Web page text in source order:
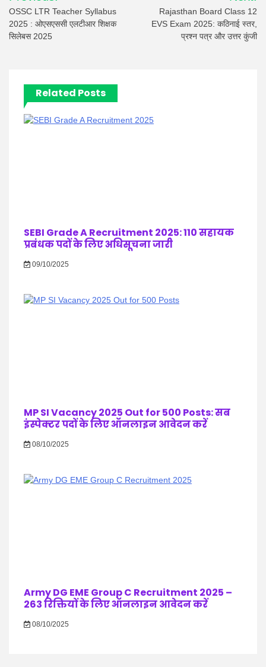
navigation
OSSC LTR Teacher Syllabus
2025 : ओएसएससी एलटीआर शिक्षक
सिलेबस 2025
Rajasthan Board Class 12
EVS Exam 2025: कठिनाई स्तर,
प्रश्न पत्र और उत्तर कुंजी
Related Posts
SEBI Grade A Recruitment 2025: 110 सहायक
प्रबंधक पदों के लिए अधिसूचना जारी
09/10/2025
MP SI Vacancy 2025 Out for 500 Posts: सब
इंस्पेक्टर पदों के लिए ऑनलाइन आवेदन करें
08/10/2025
Army DG EME Group C Recruitment 2025 –
263 रिक्तियों के लिए ऑनलाइन आवेदन करें
08/10/2025